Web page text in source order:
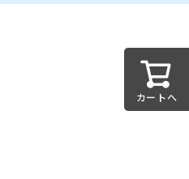
カートへ